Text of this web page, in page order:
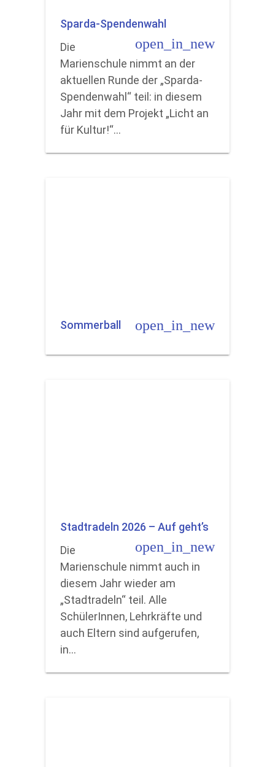
Sparda-Spendenwahl
open_in_new
Die
Marienschule nimmt an der
aktuellen Runde der „Sparda-
Spendenwahl“ teil: in diesem
Jahr mit dem Projekt „Licht an
für Kultur!“…
Sommerball open_in_new
Stadtradeln 2026 – Auf geht’s
open_in_new
Die
Marienschule nimmt auch in
diesem Jahr wieder am
„Stadtradeln“ teil. Alle
SchülerInnen, Lehrkräfte und
auch Eltern sind aufgerufen,
in…